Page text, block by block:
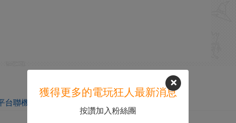
台聯機教程
獲得更多的電玩狂人最新消息
按讚加入粉絲團